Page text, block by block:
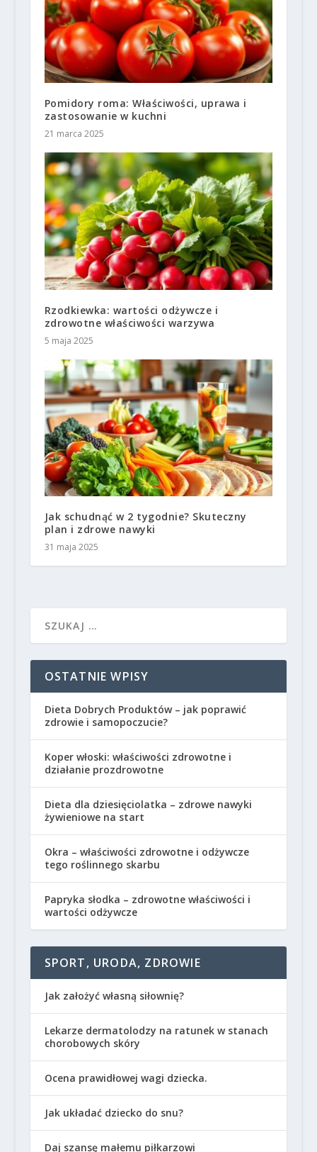
Pomidory roma: Właściwości, uprawa i
zastosowanie w kuchni
21 marca 2025
Rzodkiewka: wartości odżywcze i
zdrowotne właściwości warzywa
5 maja 2025
Jak schudnąć w 2 tygodnie? Skuteczny
plan i zdrowe nawyki
31 maja 2025
OSTATNIE WPISY
Dieta Dobrych Produktów – jak poprawić
zdrowie i samopoczucie?
Koper włoski: właściwości zdrowotne i
działanie prozdrowotne
Dieta dla dziesięciolatka – zdrowe nawyki
żywieniowe na start
Okra – właściwości zdrowotne i odżywcze
tego roślinnego skarbu
Papryka słodka – zdrowotne właściwości i
wartości odżywcze
SPORT, URODA, ZDROWIE
Jak założyć własną siłownię?
Lekarze dermatolodzy na ratunek w stanach
chorobowych skóry
Ocena prawidłowej wagi dziecka.
Jak układać dziecko do snu?
Daj szansę małemu piłkarzowi